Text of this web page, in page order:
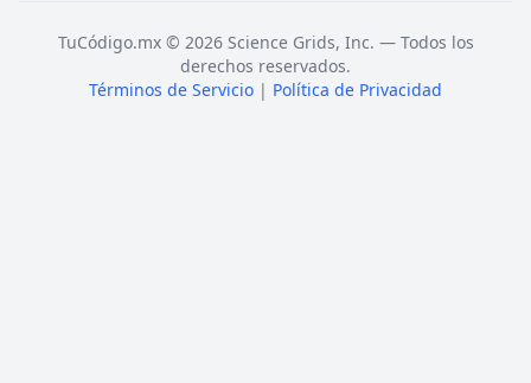
TuCódigo.mx © 2026 Science Grids, Inc. — Todos los
derechos reservados.
Términos de Servicio | Política de Privacidad